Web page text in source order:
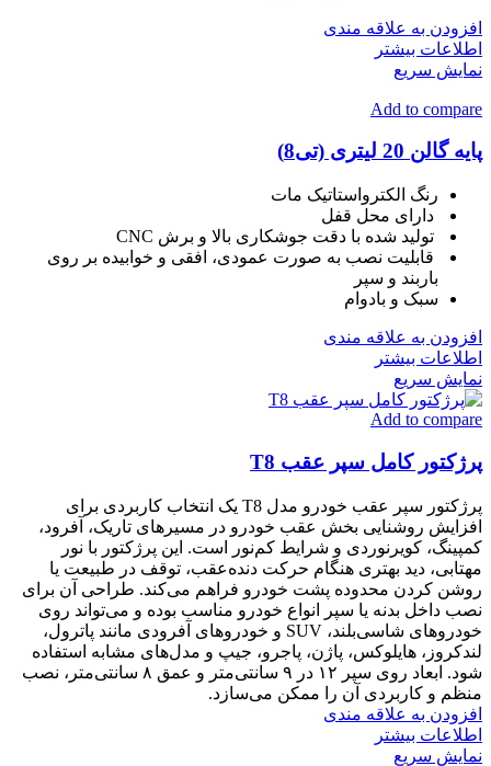
افزودن به علاقه مندی
اطلاعات بیشتر
نمایش سریع
Add to compare
پایه گالن 20 لیتری (تی8)
رنگ الکترواستاتیک مات
دارای محل قفل
تولید شده با دقت جوشکاری بالا و برش CNC
قابلیت نصب به صورت عمودی، افقی و خوابیده بر روی
باربند و سپر
سبک و بادوام
افزودن به علاقه مندی
اطلاعات بیشتر
نمایش سریع
Add to compare
پرژکتور کامل سپر عقب T8
پرژکتور سپر عقب خودرو مدل T8 یک انتخاب کاربردی برای
افزایش روشنایی بخش عقب خودرو در مسیرهای تاریک، آفرود،
کمپینگ، کویرنوردی و شرایط کم‌نور است. این پرژکتور با نور
مهتابی، دید بهتری هنگام حرکت دنده‌عقب، توقف در طبیعت یا
روشن کردن محدوده پشت خودرو فراهم می‌کند. طراحی آن برای
نصب داخل بدنه یا سپر انواع خودرو مناسب بوده و می‌تواند روی
خودروهای شاسی‌بلند، SUV و خودروهای آفرودی مانند پاترول،
لندکروز، هایلوکس، پاژن، پاجرو، جیپ و مدل‌های مشابه استفاده
شود. ابعاد روی سپر ۱۲ در ۹ سانتی‌متر و عمق ۸ سانتی‌متر، نصب
منظم و کاربردی آن را ممکن می‌سازد.
افزودن به علاقه مندی
اطلاعات بیشتر
نمایش سریع